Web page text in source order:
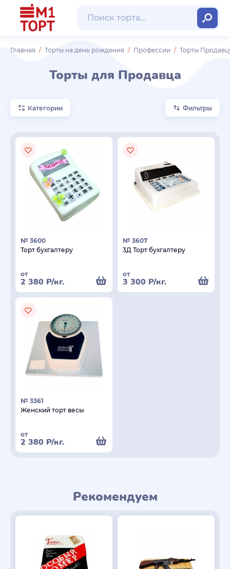
Главная Торты на день рождения Профессии Торты
Торты для Продавца
Категории Фильтры
№ 3600
Торт бухгалтеру
от
2 380 Р/кг.
№ 3607
3Д Торт бухгалтеру
от
3 300 Р/кг.
№ 3361
Женский торт весы
от
2 380 Р/кг.
Рекомендуем